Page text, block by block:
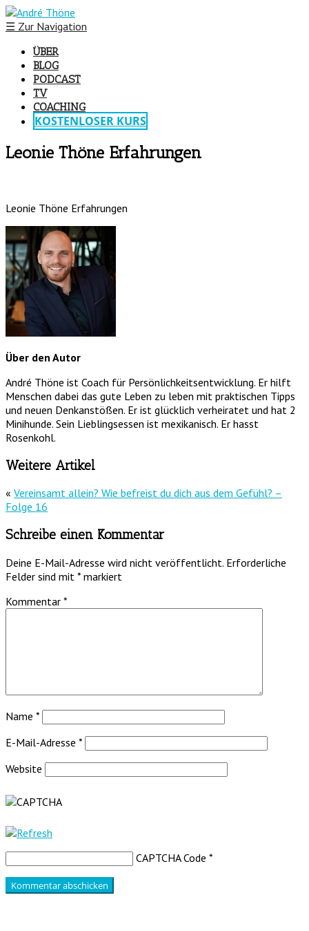
☰ Zur Navigation
ÜBER
BLOG
PODCAST
TV
COACHING
KOSTENLOSER KURS
Leonie Thöne Erfahrungen
Leonie Thöne Erfahrungen
Über den Autor
André Thöne ist Coach für Persönlichkeitsentwicklung. Er hilft
Menschen dabei das gute Leben zu leben mit praktischen Tipps
und neuen Denkanstößen. Er ist glücklich verheiratet und hat 2
Minihunde. Sein Lieblingsessen ist mexikanisch. Er hasst
Rosenkohl.
Weitere Artikel
« Vereinsamt allein? Wie befreist du dich aus dem Gefühl? –
Folge 16
Schreibe einen Kommentar
Deine E-Mail-Adresse wird nicht veröffentlicht. Erforderliche
Felder sind mit * markiert
Kommentar *
Name *
E-Mail-Adresse *
Website
CAPTCHA Code *